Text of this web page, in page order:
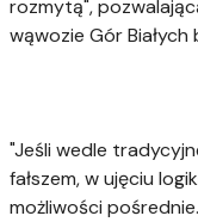
rozmytą",
wąwozie Gór
"Jeśli wedle
fałszem, w ujęciu
możliwości